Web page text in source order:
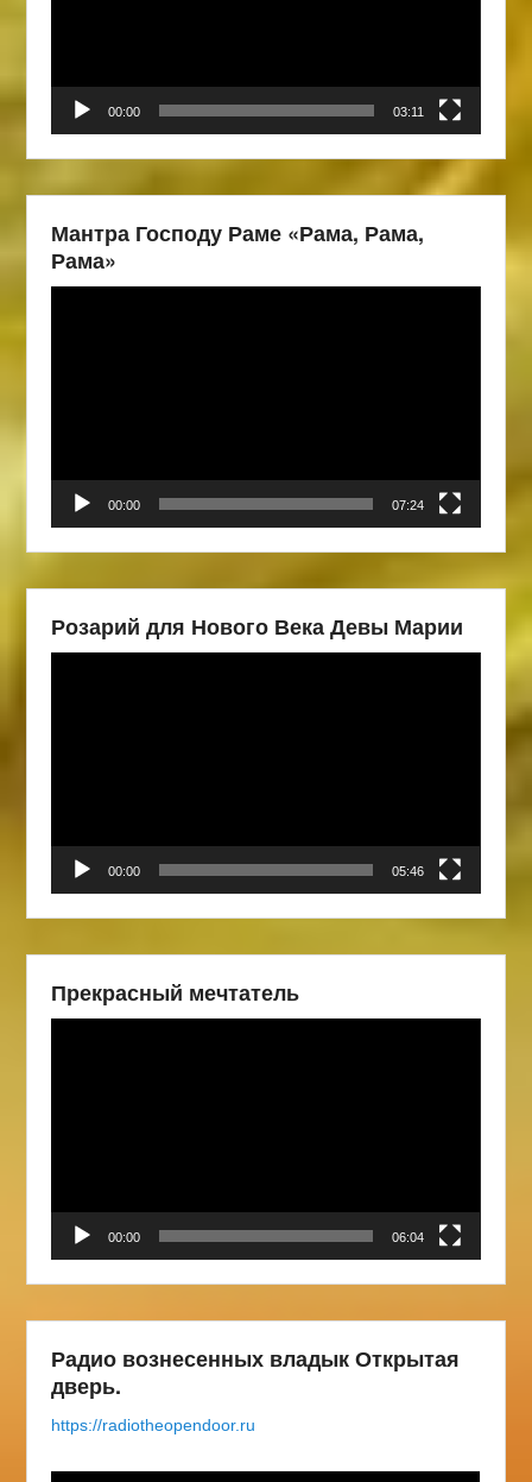
00:00 03:11
Мантра Господу Раме «Рама, Рама,
Рама»
00:00 07:24
Розарий для Нового Века Девы Марии
00:00 05:46
Прекрасный мечтатель
00:00 06:04
Радио вознесенных владык Открытая
дверь.
https://radiotheopendoor.ru